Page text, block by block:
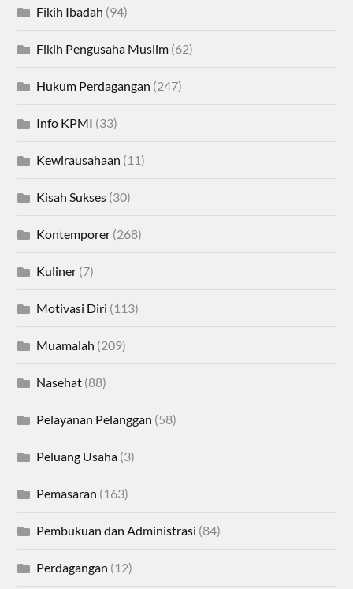
Fikih Ibadah (94)
Fikih Pengusaha Muslim (62)
Hukum Perdagangan (247)
Info KPMI (33)
Kewirausahaan (11)
Kisah Sukses (30)
Kontemporer (268)
Kuliner (7)
Motivasi Diri (113)
Muamalah (209)
Nasehat (88)
Pelayanan Pelanggan (58)
Peluang Usaha (3)
Pemasaran (163)
Pembukuan dan Administrasi (84)
Perdagangan (12)